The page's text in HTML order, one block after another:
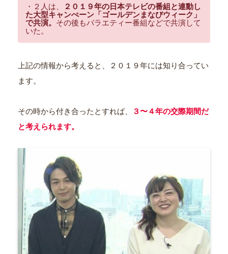
・２人は、
２０１９年の日本テレビの番組と連動し
た大型キャンぺーン「ゴールデンまなびウィーク」
で共演。 その後もバラエティー番組などで共演して
いた。
上記の情報から考えると、２０１９年には知り合ってい
ます。
その時から付き合ったとすれば、
３〜４年の交際期間だ
と考えられます。